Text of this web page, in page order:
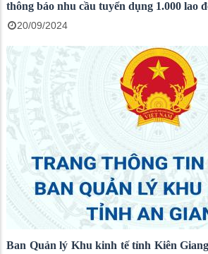
thông báo nhu cầu tuyển dụng 1.000 lao
20/09/2024
Ban Quản lý Khu kinh tế tỉnh Kiên